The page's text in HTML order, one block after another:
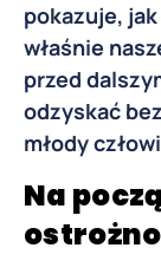
pokazuje,
właśnie
przed
odzyskać
młody
Na